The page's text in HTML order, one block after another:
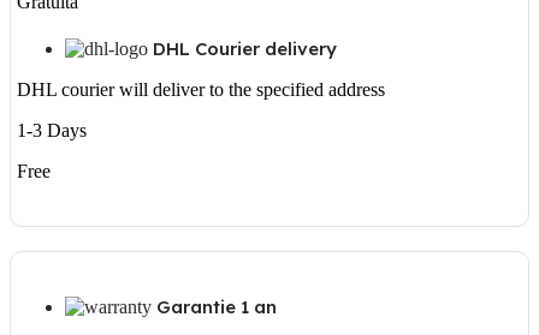
DHL Courier delivery
DHL courier will deliver to the specified address
1-3 Days
Free
Garantie 1 an